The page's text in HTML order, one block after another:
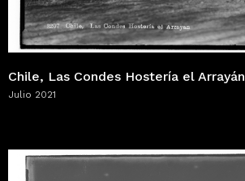
Chile, Las Condes Hostería el Arrayán
Julio 2021